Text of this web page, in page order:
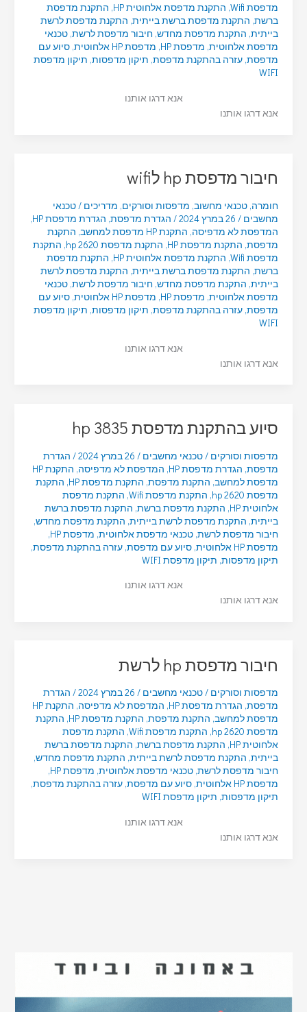
מדפסת Wifi
, התקנת מדפסת אלחוטית HP , התקנת מדפסת
ברשת, התקנת מדפסת ברשת בייתית, התקנת מדפסת לרשת
בייתית, התקנת מדפסת מחדש, חיבור מדפסת לרשת, טכנאי
מדפסת אלחוטית, מדפסת HP , מדפסת HP אלחוטית , סיוע עם
מדפסת, עזרה בהתקנת מדפסת, תיקון מדפסות, תיקון מדפסת
WIFI
אנא דרגו אותנו
אנא דרגו אותנו
חיבור מדפסת hp לwifi
חומרה, טכנאי מחשוב, מדפסות וסורקים, מדריכים /טכנאי
מחשבים / 26 במרץ 2024 / הגדרת מדפסת, הגדרת מדפסת HP
,
המדפסת לא מדפיסה, התקנת HP מדפסת למחשב , התקנת
מדפסת, התקנת מדפסת HP , התקנת מדפסת hp 2620 , התקנת
מדפסת Wifi
, התקנת מדפסת אלחוטית HP , התקנת מדפסת
ברשת, התקנת מדפסת ברשת בייתית, התקנת מדפסת לרשת
בייתית, התקנת מדפסת מחדש, חיבור מדפסת לרשת, טכנאי
מדפסת אלחוטית, מדפסת HP , מדפסת HP אלחוטית , סיוע עם
מדפסת, עזרה בהתקנת מדפסת, תיקון מדפסות, תיקון מדפסת
WIFI
אנא דרגו אותנו
אנא דרגו אותנו
סיוע בהתקנת מדפסת hp 3835
מדפסות וסורקים /טכנאי מחשבים / 26 במרץ 2024 / הגדרת
מדפסת, הגדרת מדפסת HP , המדפסת לא מדפיסה,
התקנת HP
מדפסת למחשב, התקנת מדפסת, התקנת מדפסת HP , התקנת
מדפסת hp 2620
, התקנת מדפסת Wifi , התקנת מדפסת
אלחוטית HP
, התקנת מדפסת ברשת, התקנת מדפסת ברשת
בייתית, התקנת מדפסת לרשת בייתית, התקנת מדפסת מחדש,
חיבור מדפסת לרשת, טכנאי מדפסת אלחוטית, מדפסת HP
,
מדפסת HP אלחוטית
, סיוע עם מדפסת, עזרה בהתקנת מדפסת,
תיקון מדפסות, תיקון מדפסת WIFI
אנא דרגו אותנו
אנא דרגו אותנו
חיבור מדפסת hp לרשת
מדפסות וסורקים /טכנאי מחשבים / 26 במרץ 2024 / הגדרת
מדפסת, הגדרת מדפסת HP , המדפסת לא מדפיסה,
התקנת HP
מדפסת למחשב, התקנת מדפסת, התקנת מדפסת HP , התקנת
מדפסת hp 2620
, התקנת מדפסת Wifi , התקנת מדפסת
אלחוטית HP
, התקנת מדפסת ברשת, התקנת מדפסת ברשת
בייתית, התקנת מדפסת לרשת בייתית, התקנת מדפסת מחדש,
חיבור מדפסת לרשת, טכנאי מדפסת אלחוטית, מדפסת HP
,
מדפסת HP אלחוטית
, סיוע עם מדפסת, עזרה בהתקנת מדפסת,
תיקון מדפסות, תיקון מדפסת WIFI
אנא דרגו אותנו
אנא דרגו אותנו